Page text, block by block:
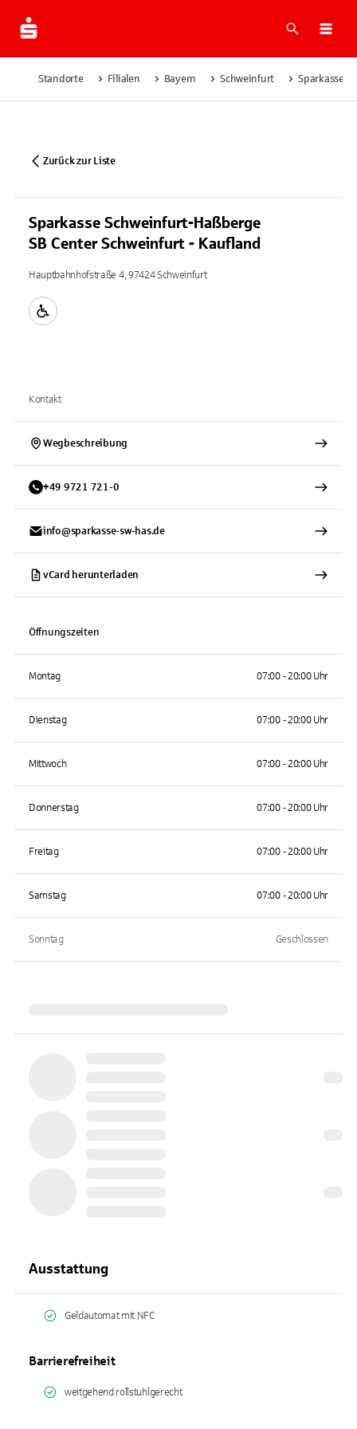
Suche
Standorte Filialen Bayern Schweinfurt Sparkasse
Zurück zur Liste
Sparkasse Schweinfurt-Haßberge
SB Center Schweinfurt - Kaufland
Hauptbahnhofstraße 4, 97424 Schweinfurt
Kontakt
Wegbeschreibung
+49 9721 721-0
info@sparkasse-sw-has.de
vCard herunterladen
Öffnungszeiten
Montag 07:00 - 20:00 Uhr
Dienstag 07:00 - 20:00 Uhr
Mittwoch 07:00 - 20:00 Uhr
Donnerstag 07:00 - 20:00 Uhr
Freitag 07:00 - 20:00 Uhr
Samstag 07:00 - 20:00 Uhr
Sonntag Geschlossen
Ausstattung
Geldautomat mit NFC
Barrierefreiheit
weitgehend rollstuhlgerecht